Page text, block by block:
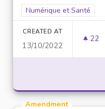
Filter results for scope:
Numérique et Santé
CREATED AT
13/10/2022
22
Amendment